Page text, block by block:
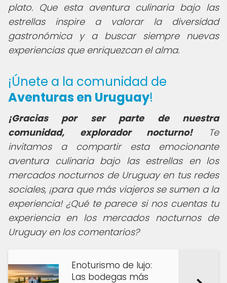
plato. Que esta aventura culinaria bajo las
estrellas inspire a valorar la diversidad
gastronómica y a buscar siempre nuevas
experiencias que enriquezcan el alma.
¡Únete a la comunidad de
Aventuras en Uruguay!
¡Gracias por ser parte de nuestra
comunidad, explorador nocturno!Te
invitamos a compartir esta emocionante
aventura culinaria bajo las estrellas en los
mercados nocturnos de Uruguay en tus redes
sociales, ¡para que más viajeros se sumen a la
experiencia! ¿Qué te parece si nos cuentas tu
experiencia en los mercados nocturnos de
Uruguay en los comentarios?
Enoturismo de lujo:
Las bodegas más